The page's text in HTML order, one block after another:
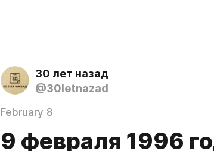
30 лет назад
@30letnazad
February 8
9 февраля 1996